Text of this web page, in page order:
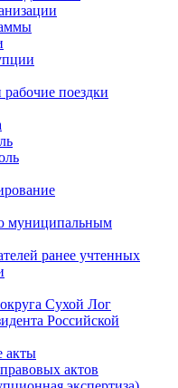
поездки
муниципальным
ранее учтенных
Сухой Лог
Российской
акты
актов